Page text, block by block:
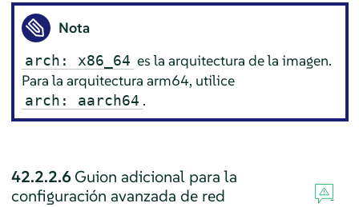
Nota
arch: x86_64 es la arquitectura de la imagen.
Para la arquitectura arm64, utilice
arch: aarch64 .
42.2.2.6Guion adicional para la
configuración avanzada de red